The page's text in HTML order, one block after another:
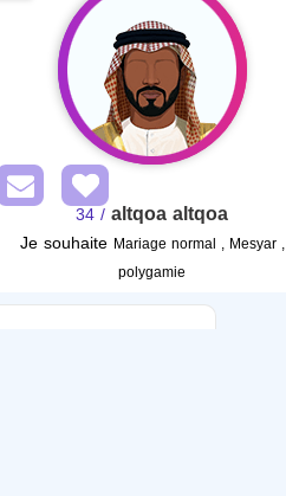
altqoa altqoa
/ 34
Je souhaite Mariage normal , Mesyar ,
polygamie